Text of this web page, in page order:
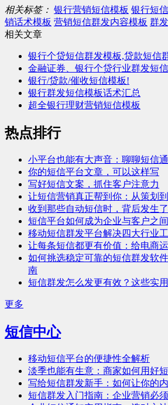
相关标签： 银行营销短信模板 银行短
销话术模板 营销短信群发内容模板 群
相关文章
银行个贷短信群发模板,贷款短信
金融证券、银行个贷行业群发短
银行/贷款/催收短信模板!
银行群发短信模板话术汇总
超全银行理财营销短信模板
热点排行
小平台也能有大声音：聊聊短信
你的短信平台文章，可以这样写
写好短信文案，抓住客户注意力
让短信营销真正帮到你：从策划
收到那些自动短信时，背后发生
短信平台如何成为企业与客户之
移动短信群发平台解决四大行业
让每条短信都更有价值：给电商
如何挑选稳定可靠的短信群发软
南
短信群发怎么发更有效？这些实
更多
短信中心
移动短信平台的便捷性全解析
淡季也能有生意：商家如何用好
写给短信群发新手：如何让你的
短信群发入门指南：企业营销必